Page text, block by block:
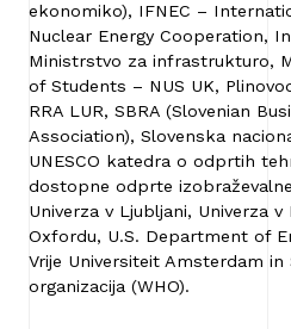
ekonomiko), IFNEC –
Nuclear Energy Cooperation,
Ministrstvo za infrastrukturo,
of Students – NUS UK,
RRA LUR, SBRA (Slovenian
Association), Slovenska
UNESCO katedra o odprtih
dostopne odprte
Univerza v Ljubljani, Univerza
Oxfordu, U.S. Department of
Vrije Universiteit Amsterdam in
organizacija (WHO).